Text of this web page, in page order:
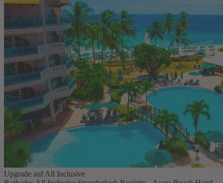
Upgrade auf All Inclusive